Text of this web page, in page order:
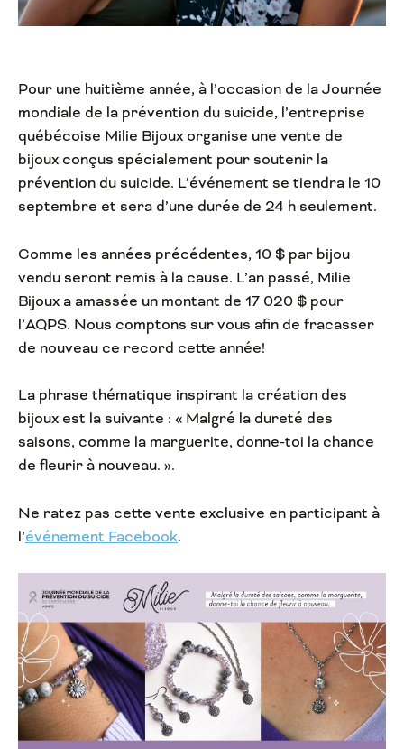
Pour une huitième année, à l’occasion de la Journée
mondiale de la prévention du suicide, l’entreprise
québécoise Milie Bijoux organise une vente de
bijoux conçus spécialement pour soutenir la
prévention du suicide. L’événement se tiendra le 10
septembre et sera d’une durée de 24 h seulement.
Comme les années précédentes, 10 $ par bijou
vendu seront remis à la cause. L’an passé, Milie
Bijoux a amassée un montant de 17 020 $ pour
l’AQPS. Nous comptons sur vous afin de fracasser
de nouveau ce record cette année!
La phrase thématique inspirant la création des
bijoux est la suivante : « Malgré la dureté des
saisons, comme la marguerite, donne-toi la chance
de fleurir à nouveau. ».
Ne ratez pas cette vente exclusive en participant à
l’événement Facebook.